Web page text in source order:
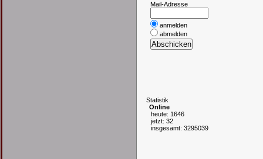
Mail-Adresse
anmelden
abmelden
Statistik
Online
heute: 1646
jetzt: 32
insgesamt: 3295039